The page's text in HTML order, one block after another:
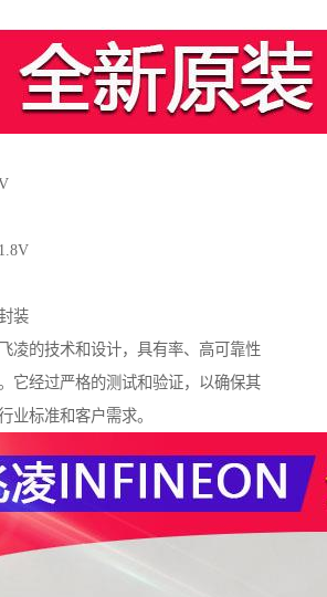
装
凌的技术和设计，具有率、高可靠性
它经过严格的测试和验证，以确保其
业标准和客户需求。